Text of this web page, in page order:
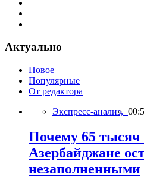
Актуально
Новое
Популярные
От редактора
Экспресс-анализ,
Почему 65 тысяч
Азербайджане
незаполненными